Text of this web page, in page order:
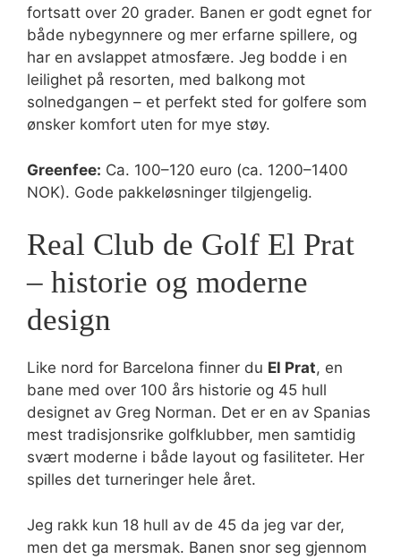
fortsatt over 20 grader. Banen er godt egnet for
både nybegynnere og mer erfarne spillere, og
har en avslappet atmosfære. Jeg bodde i en
leilighet på resorten, med balkong mot
solnedgangen – et perfekt sted for golfere som
ønsker komfort uten for mye støy.
Greenfee: Ca. 100–120 euro (ca. 1200–1400
NOK). Gode pakkeløsninger tilgjengelig.
Real Club de Golf El Prat
– historie og moderne
design
Like nord for Barcelona finner du El Prat, en
bane med over 100 års historie og 45 hull
designet av Greg Norman. Det er en av Spanias
mest tradisjonsrike golfklubber, men samtidig
svært moderne i både layout og fasiliteter. Her
spilles det turneringer hele året.
Jeg rakk kun 18 hull av de 45 da jeg var der,
men det ga mersmak. Banen snor seg gjennom